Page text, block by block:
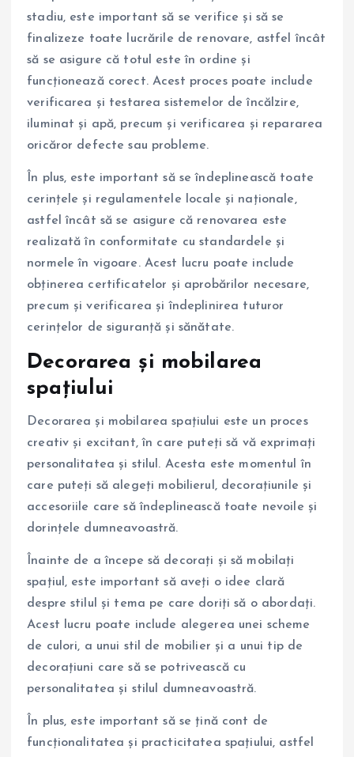
stadiu, este important să se verifice și să se
finalizeze toate lucrările de renovare, astfel încât
să se asigure că totul este în ordine și
funcționează corect. Acest proces poate include
verificarea și testarea sistemelor de încălzire,
iluminat și apă, precum și verificarea și repararea
oricăror defecte sau probleme.
În plus, este important să se îndeplinească toate
cerințele și regulamentele locale și naționale,
astfel încât să se asigure că renovarea este
realizată în conformitate cu standardele și
normele în vigoare. Acest lucru poate include
obținerea certificatelor și aprobărilor necesare,
precum și verificarea și îndeplinirea tuturor
cerințelor de siguranță și sănătate.
Decorarea și mobilarea
spațiului
Decorarea și mobilarea spațiului este un proces
creativ și excitant, în care puteți să vă exprimați
personalitatea și stilul. Acesta este momentul în
care puteți să alegeți mobilierul, decorațiunile și
accesoriile care să îndeplinească toate nevoile și
dorințele dumneavoastră.
Înainte de a începe să decorați și să mobilați
spațiul, este important să aveți o idee clară
despre stilul și tema pe care doriți să o abordați.
Acest lucru poate include alegerea unei scheme
de culori, a unui stil de mobilier și a unui tip de
decorațiuni care să se potrivească cu
personalitatea și stilul dumneavoastră.
În plus, este important să se țină cont de
funcționalitatea și practicitatea spațiului, astfel